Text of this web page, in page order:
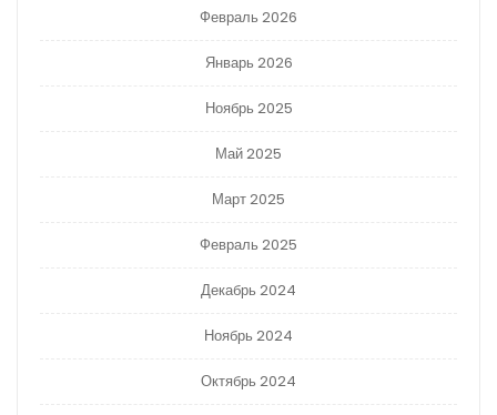
Февраль 2026
Январь 2026
Ноябрь 2025
Май 2025
Март 2025
Февраль 2025
Декабрь 2024
Ноябрь 2024
Октябрь 2024